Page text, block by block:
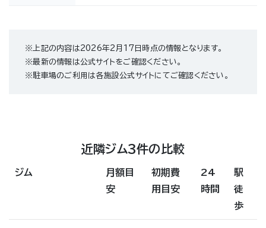
※上記の内容は2026年2月17日時点の情報となります。
※最新の情報は公式サイトをご確認ください。
※駐車場のご利用は各施設公式サイトにてご確認ください。
近隣ジム3件の比較
ジム
月額目
安
初期費
用目安
24
時間
駅
徒
歩